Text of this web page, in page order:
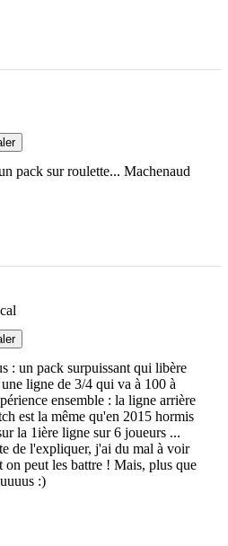
pack sur roulette... Machenaud
: un pack surpuissant qui libère
une ligne de 3/4 qui va à 100 à
ensemble : la ligne arrière
est la même qu'en 2015 hormis
la 1ière ligne sur 6 joueurs ...
de l'expliquer, j'ai du mal à voir
on peut les battre ! Mais, plus que
:)